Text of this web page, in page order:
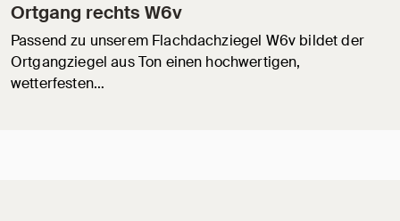
Ortgang rechts W6v
Passend zu unserem Flachdachziegel W6v bildet der
Ortgangziegel aus Ton einen hochwertigen,
wetterfesten…